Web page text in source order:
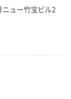
ュー竹宝ビル2